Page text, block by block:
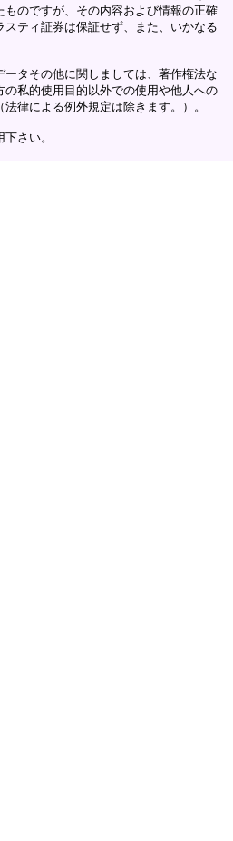
のですが、その内容および情報の正確
ティ証券は保証せず、また、いかなる
タその他に関しましては、著作権法な
私的使用目的以外での使用や他人への
律による例外規定は除きます。）。
さい。